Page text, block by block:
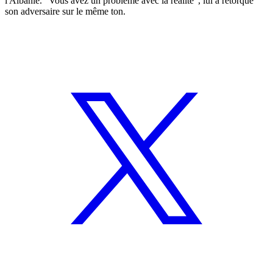
son adversaire sur le même ton.